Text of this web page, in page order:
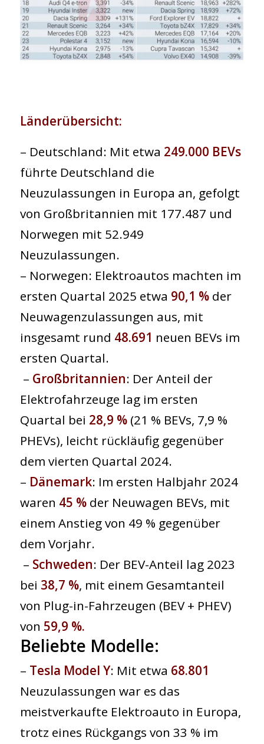
Länderübersicht:
– Deutschland: Mit etwa 249.000 BEVs
führte Deutschland die
Neuzulassungen in Europa an, gefolgt
von Großbritannien mit 177.487 und
Norwegen mit 52.949
Neuzulassungen.
– Norwegen: Elektroautos machten im
ersten Quartal 2025 etwa 90,1 %der
Neuwagenzulassungen aus, mit
insgesamt rund 48.691 neuen BEVs im
ersten Quartal.
– Großbritannien: Der Anteil der
Elektrofahrzeuge lag im ersten
Quartal bei 28,9 %(21 % BEVs, 7,9 %
PHEVs), leicht rückläufig gegenüber
dem vierten Quartal 2024.
– Dänemark: Im ersten Halbjahr 2024
waren 45 %der Neuwagen BEVs, mit
einem Anstieg von 49 % gegenüber
dem Vorjahr.
– Schweden: Der BEV-Anteil lag 2023
bei 38,7 %, mit einem Gesamtanteil
von Plug-in-Fahrzeugen (BEV + PHEV)
von 59,9 %.
Beliebte Modelle:
– Tesla Model Y: Mit etwa 68.801
Neuzulassungen war es das
meistverkaufte Elektroauto in Europa,
trotz eines Rückgangs von 33 % im